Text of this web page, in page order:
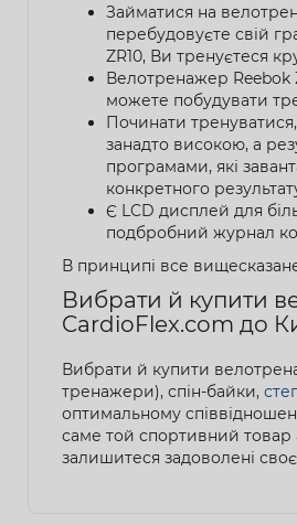
Займатися на
перебудовуєте свій
ZR10, Ви тренуєтеся
Велотренажер Reebok
можете побудувати
Починати
занадто високою, а
програмами, які
конкретного
Є LCD дисплей для
подбробний журнал
В принципі все
Вибрати й купити
CardioFlex.com до
Вибрати й купити
тренажери), спін-байки,
оптимальному
саме той спортивний
залишитеся задоволені